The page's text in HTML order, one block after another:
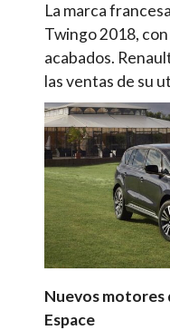
La marca
Twingo 2018,
acabados.
las ventas de su
Nuevos motores
Espace